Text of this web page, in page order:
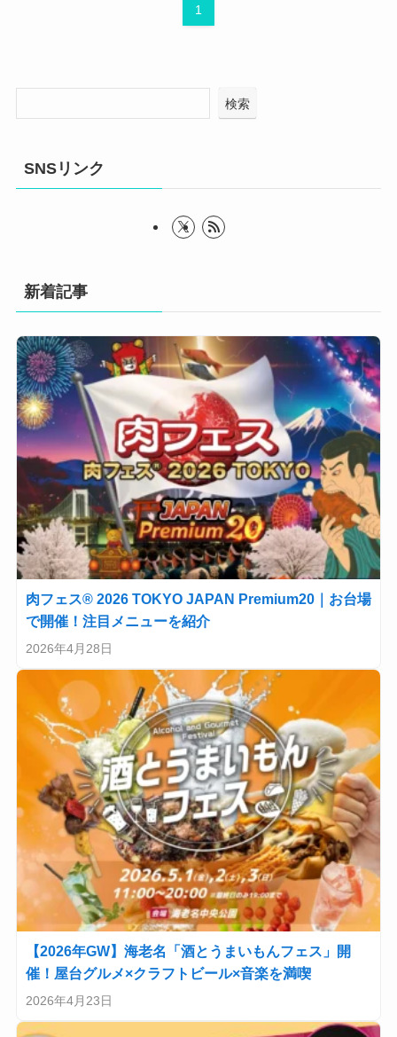
1
検索
SNSリンク
新着記事
肉フェス® 2026 TOKYO JAPAN Premium20｜お台場
で開催！注目メニューを紹介
2026年4月28日
【2026年GW】海老名「酒とうまいもんフェス」開
催！屋台グルメ×クラフトビール×音楽を満喫
2026年4月23日